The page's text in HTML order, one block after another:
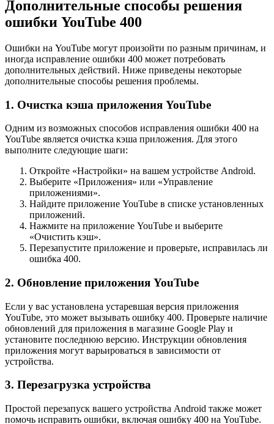
Дополнительные способы решения
ошибки YouTube 400
Ошибки на YouTube могут произойти по разным причинам, и
иногда исправление ошибки 400 может потребовать
дополнительных действий. Ниже приведены некоторые
дополнительные способы решения проблемы.
1. Очистка кэша приложения YouTube
Одним из возможных способов исправления ошибки 400 на
YouTube является очистка кэша приложения. Для этого
выполните следующие шаги:
Откройте «Настройки» на вашем устройстве Android.
Выберите «Приложения» или «Управление
приложениями».
Найдите приложение YouTube в списке установленных
приложений.
Нажмите на приложение YouTube и выберите
«Очистить кэш».
Перезапустите приложение и проверьте, исправилась ли
ошибка 400.
2. Обновление приложения YouTube
Если у вас установлена устаревшая версия приложения
YouTube, это может вызывать ошибку 400. Проверьте наличие
обновлений для приложения в магазине Google Play и
установите последнюю версию. Инструкции обновления
приложения могут варьироваться в зависимости от
устройства.
3. Перезагрузка устройства
Простой перезапуск вашего устройства Android также может
помочь исправить ошибки, включая ошибку 400 на YouTube.